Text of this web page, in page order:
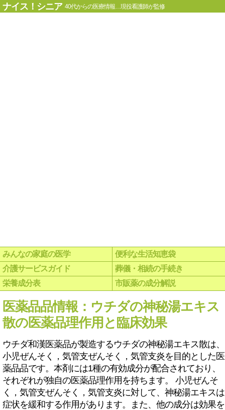
ナイス！シニア 40代からの医療情報…現役看護師が監修
みんなの家庭の医学
便利な生活知恵袋
介護サービスガイド
葬儀・相続の手続き
栄養成分表
市販薬の成分解説
医薬品品情報：ウチダの神秘湯エキス
散の医薬品理作用と臨床効果
ウチダ和漢医薬品が製造するウチダの神秘湯エキス散は、
小児ぜんそく，気管支ぜんそく，気管支炎を目的とした医
薬品品です。本剤には1種の有効成分が配合されており、
それぞれが独自の医薬品理作用を持ちます。 小児ぜんそ
く，気管支ぜんそく，気管支炎に対して、神秘湯エキスは
症状を緩和する作用があります。また、他の成分は効果を